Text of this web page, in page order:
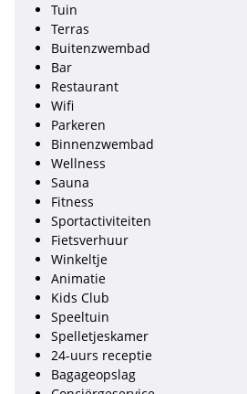
Tuin
Terras
Buitenzwembad
Bar
Restaurant
Wifi
Parkeren
Binnenzwembad
Wellness
Sauna
Fitness
Sportactiviteiten
Fietsverhuur
Winkeltje
Animatie
Kids Club
Speeltuin
Spelletjeskamer
24-uurs receptie
Bagageopslag